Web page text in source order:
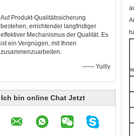
Auf Produkt-Qualitätssicherung
bestehen, errichtender langfristiger
effektiver Mechanismus der Qualität. Es
ist ein Vergnügen, mit Ihnen
zusammenzuarbeiten.
—— Yuilly
Ich bin online Chat Jetzt